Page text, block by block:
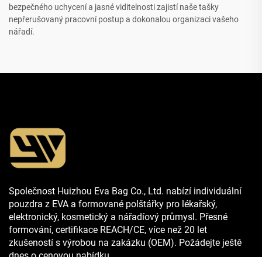
bezpečného uchycení a jasné viditelnosti zajistí naše tašky
nepřerušovaný pracovní postup a dokonalou organizaci vašeho
nářadí.
Společnost Huizhou Eva Bag Co., Ltd. nabízí individuální
pouzdra z EVA a formované polštářky pro lékařský,
elektronický, kosmetický a nářadíový průmysl. Přesné
formování, certifikace REACH/CE, více než 20 let
zkušeností s výrobou na zakázku (OEM). Požádejte ještě